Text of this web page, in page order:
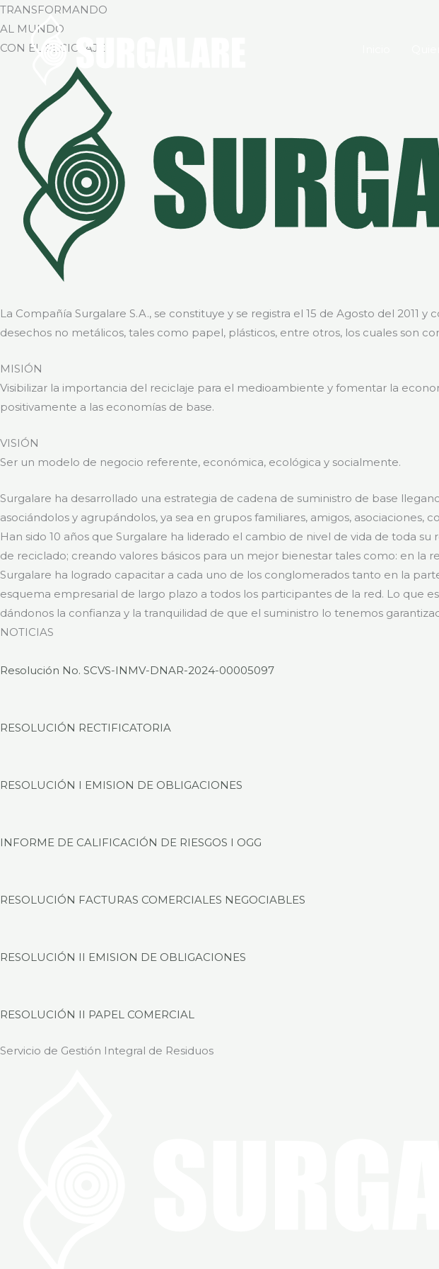
Ir
al
contenido
TRANSFORMANDO
AL MUNDO
CON EL RECICLAJE
La Compañía Surgalare S.A., se constituye y se registra el 15 de Agosto del
desechos no metálicos, tales como papel, plásticos, entre otros, los cuales son
MISIÓN
Visibilizar la importancia del reciclaje para el medioambiente y fomentar la
positivamente a las economías de base.
VISIÓN
Ser un modelo de negocio referente, económica, ecológica y socialmente.
Surgalare ha desarrollado una estrategia de cadena de suministro de base
asociándolos y agrupándolos, ya sea en grupos familiares, amigos,
Han sido 10 años que Surgalare ha liderado el cambio de nivel de vida de toda
de reciclado; creando valores básicos para un mejor bienestar tales como: en
Surgalare ha logrado capacitar a cada uno de los conglomerados tanto en la
esquema empresarial de largo plazo a todos los participantes de la red. Lo que
dándonos la confianza y la tranquilidad de que el suministro lo tenemos
NOTICIAS
Resolución No. SCVS-INMV-DNAR-2024-00005097
RESOLUCIÓN RECTIFICATORIA
RESOLUCIÓN I EMISION DE OBLIGACIONES
INFORME DE CALIFICACIÓN DE RIESGOS I OGG
RESOLUCIÓN FACTURAS COMERCIALES NEGOCIABLES
RESOLUCIÓN II EMISION DE OBLIGACIONES
RESOLUCIÓN II PAPEL COMERCIAL
Servicio de Gestión Integral de Residuos